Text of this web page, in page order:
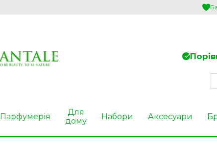
Парфумерія
Для
дому
Набори Аксесуари